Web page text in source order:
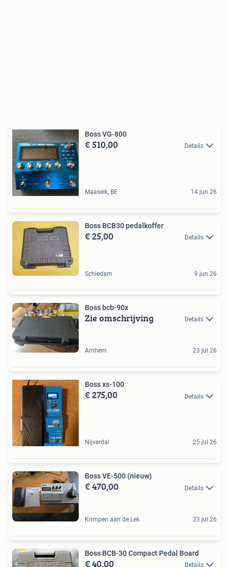
Boss VG-800
€ 510,00 Details
Maaseik, BE 14 jun 26
Boss BCB30 pedalkoffer
€ 25,00 Details
Schiedam 9 jun 26
Boss bcb-90x
Zie omschrijving Details
Arnhem 23 jul 26
Boss xs-100
€ 275,00 Details
Nijverdal 25 jul 26
Boss VE-500 (nieuw)
€ 470,00 Details
Krimpen aan de Lek 23 jul 26
Boss BCB-30 Compact Pedal Board
€ 40,00 Details